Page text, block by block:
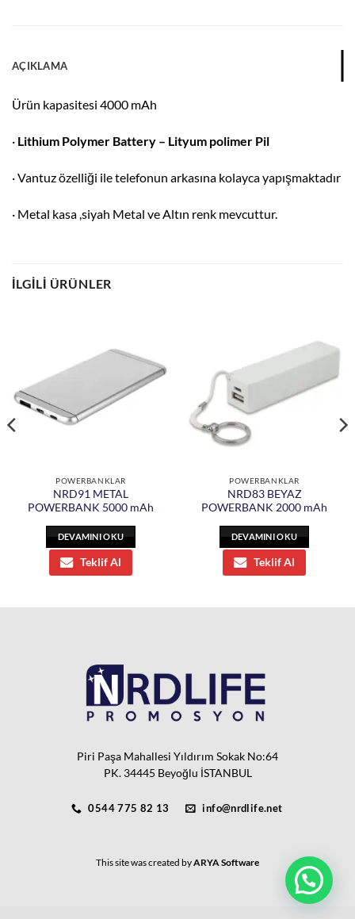
AÇIKLAMA
Ürün kapasitesi 4000 mAh
· Lithium Polymer Battery – Lityum polimer Pil
· Vantuz özelliği ile telefonun arkasına kolayca yapışmaktadır
· Metal kasa ,siyah Metal ve Altın renk mevcuttur.
İLGILI ÜRÜNLER
POWERBANKLAR
NRD91 METAL
POWERBANK 5000 mAh
DEVAMINI OKU
Teklif Al
POWERBANKLAR
NRD83 BEYAZ
POWERBANK 2000 mAh
DEVAMINI OKU
Teklif Al
Piri Paşa Mahallesi Yıldırım Sokak No:64
PK. 34445 Beyoğlu İSTANBUL
0544 775 82 13 info@nrdlife.net
This site was created byARYA Software